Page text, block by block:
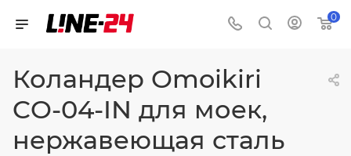
0
Коландер Omoikiri
CO-04-IN для моек,
нержавеющая сталь